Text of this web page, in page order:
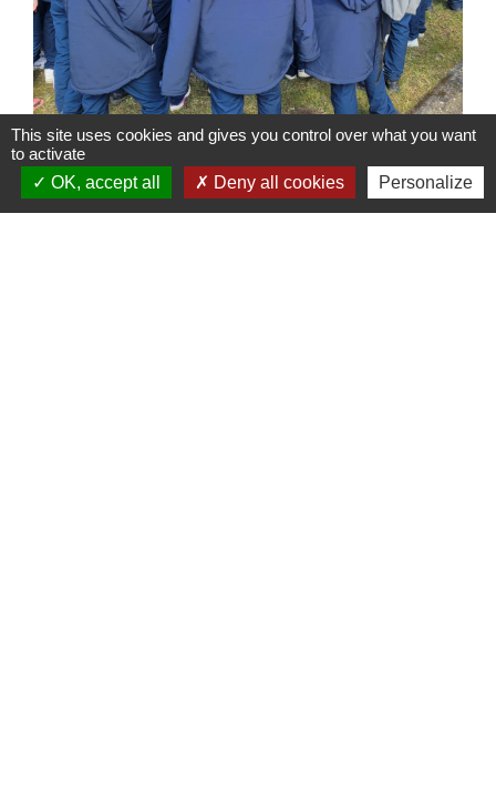
This site uses cookies and gives you control over what you want
to activate
OK, accept all
Deny all cookies Personalize